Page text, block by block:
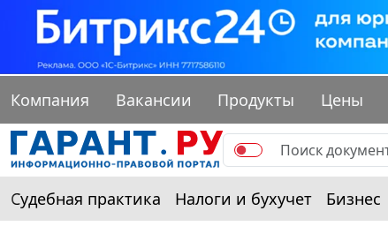
Компания Вакансии Продукты Цены
Судебная практика Налоги и бухучет Бизнес